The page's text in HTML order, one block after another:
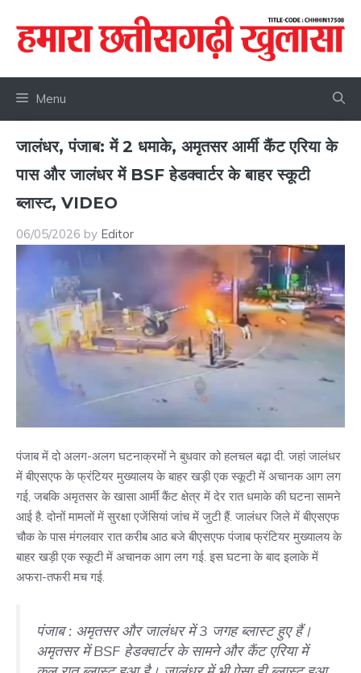
content
Menu
जालंधर, पंजाब: में 2 धमाके, अमृतसर आर्मी कैंट एरिया के
पास और जालंधर में BSF हेडक्वार्टर के बाहर स्कूटी
ब्लास्ट, VIDEO
06/05/2026 by Editor
पंजाब में दो अलग-अलग घटनाक्रमों ने बुधवार को हलचल बढ़ा दी. जहां जालंधर
में बीएसएफ के फ्रंटियर मुख्यालय के बाहर खड़ी एक स्कूटी में अचानक आग लग
गई, जबकि अमृतसर के खासा आर्मी कैंट क्षेत्र में देर रात धमाके की घटना सामने
आई है. दोनों मामलों में सुरक्षा एजेंसियां जांच में जुटी हैं. जालंधर जिले में बीएसएफ
चौक के पास मंगलवार रात करीब आठ बजे बीएसएफ पंजाब फ्रंटियर मुख्यालय के
बाहर खड़ी एक स्कूटी में अचानक आग लग गई. इस घटना के बाद इलाके में
अफरा-तफरी मच गई.
पंजाब : अमृतसर और जालंधर में 3 जगह ब्लास्ट हुए हैं।
अमृतसर में BSF हेडक्वार्टर के सामने और कैंट एरिया में